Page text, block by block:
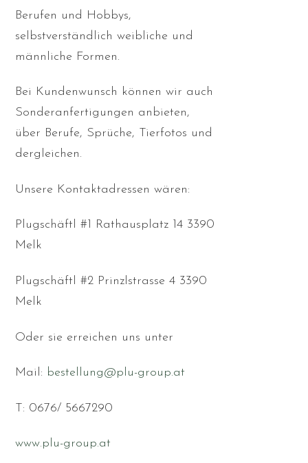
Berufen und Hobbys,
selbstverständlich weibliche und
männliche Formen.
Bei Kundenwunsch können wir auch
Sonderanfertigungen anbieten,
über Berufe, Sprüche, Tierfotos und
dergleichen.
Unsere Kontaktadressen wären:
Plugschäftl #1 Rathausplatz 14 3390
Melk
Plugschäftl #2 Prinzlstrasse 4 3390
Melk
Oder sie erreichen uns unter
Mail: bestellung@plu-group.at
T: 0676/ 5667290
www.plu-group.at